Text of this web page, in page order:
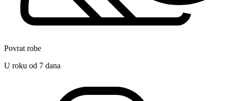
Povrat robe
U roku od 7 dana